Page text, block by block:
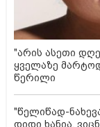
"არის ასეთი
ყველაზე
წერილი
"წელიწად-
დიდი ხანია,